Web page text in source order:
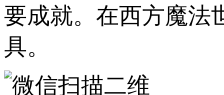
要成就。在西方魔法
具。